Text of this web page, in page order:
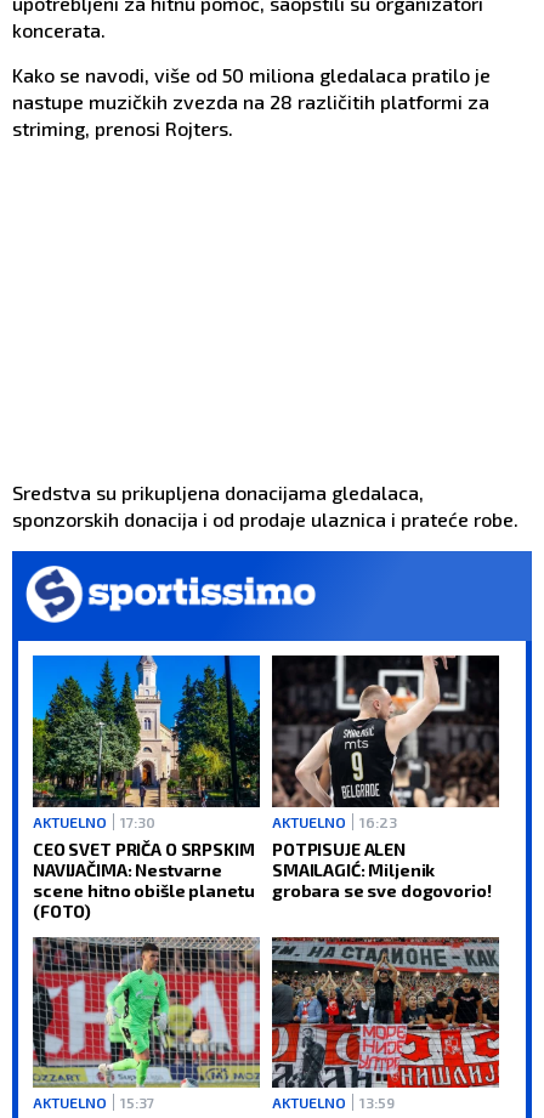
koncerata.
Kako se navodi, više od 50 miliona gledalaca pratilo je
nastupe muzičkih zvezda na 28 različitih platformi za
striming, prenosi Rojters.
Sredstva su prikupljena donacijama gledalaca,
sponzorskih donacija i od prodaje ulaznica i prateće robe.
AKTUELNO 17:30
CEO SVET PRIČA O SRPSKIM
NAVIJAČIMA: Nestvarne
scene hitno obišle planetu
(FOTO)
AKTUELNO 16:23
POTPISUJE ALEN
SMAILAGIĆ: Miljenik
grobara se sve dogovorio!
AKTUELNO 15:37 AKTUELNO 13:59